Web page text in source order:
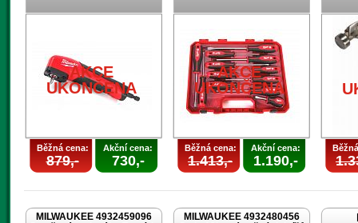
AKCE
UKONČENA
Běžná cena:
879,-
Akční cena:
730,-
AKCE
UKONČENA
Běžná cena:
1.413,-
Akční cena:
1.190,-
MILWAUKEE 4932459096
MILWAUKEE 4932480456